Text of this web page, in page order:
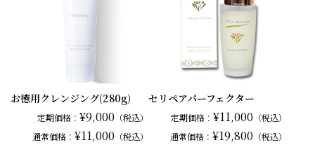
お徳用クレンジング(280g)
定期価格：¥9,000 （税込）
通常価格：¥11,000 （税込）
セリペアパーフェクター
定期価格： ¥11,000 （税込）
通常価格： ¥19,800 （税込）